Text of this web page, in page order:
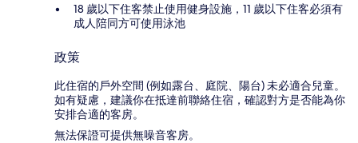
18 歲以下住客禁止使用健身設施，11 歲以下住客必須有
成人陪同方可使用泳池
政策
此住宿的戶外空間 (例如露台、庭院、陽台) 未必適合兒童。
如有疑慮，建議你在抵達前聯絡住宿，確認對方是否能為你
安排合適的客房。
無法保證可提供無噪音客房。